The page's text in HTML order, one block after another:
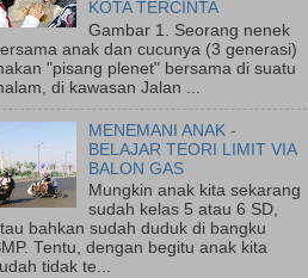
KOTA TERCINTA
Gambar 1. Seorang nenek
anak dan cucunya (3 generasi)
"pisang plenet" bersama di suatu
di kawasan Jalan ...
MENEMANI ANAK -
BELAJAR TEORI LIMIT VIA
BALON GAS
Mungkin anak kita sekarang
sudah kelas 5 atau 6 SD,
bahkan sudah duduk di bangku
Tentu, dengan begitu anak kita
tidak te...